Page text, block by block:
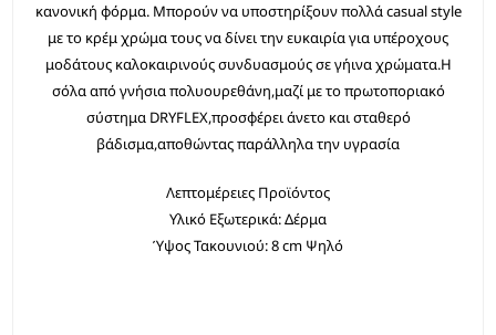
κανονική φόρμα. Μπορούν να υποστηρίξουν πολλά casual style
με το κρέμ χρώμα τους να δίνει την ευκαιρία για υπέροχους
μοδάτους καλοκαιρινούς συνδυασμούς σε γήινα χρώματα.Η
σόλα από γνήσια πολυουρεθάνη,μαζί με το πρωτοποριακό
σύστημα DRYFLEX,προσφέρει άνετο και σταθερό
βάδισμα,αποθώντας παράλληλα την υγρασία
Λεπτομέρειες Προϊόντος
Υλικό Εξωτερικά: Δέρμα
Ύψος Τακουνιού: 8 cm Ψηλό